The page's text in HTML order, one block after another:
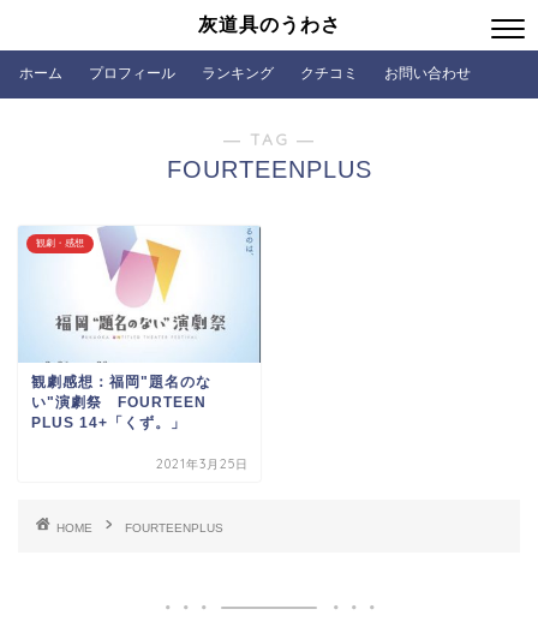
灰道具のうわさ
ホーム プロフィール ランキング クチコミ お問い合わせ
― TAG ―
FOURTEENPLUS
観劇・感想
観劇感想：福岡"題名のな
い"演劇祭 FOURTEEN
PLUS 14+「くず。」
2021年3月25日
HOME FOURTEENPLUS